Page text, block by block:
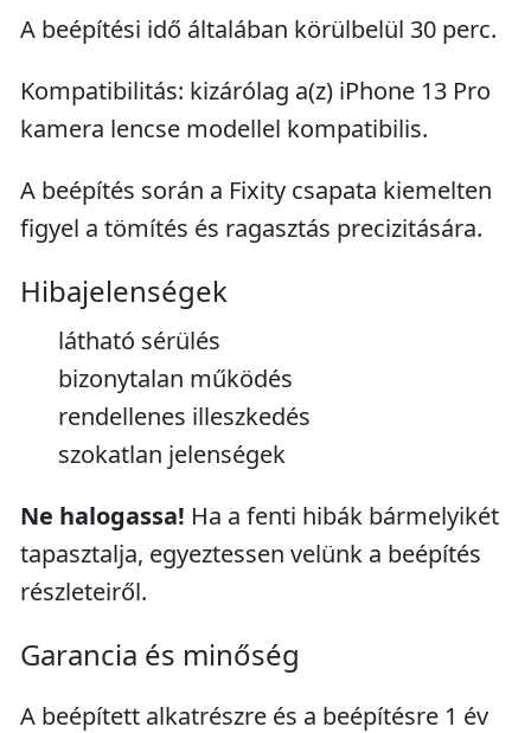
A beépítési idő általában körülbelül 30 perc.
Kompatibilitás: kizárólag a(z) iPhone 13 Pro
kamera lencse modellel kompatibilis.
A beépítés során a Fixity csapata kiemelten
figyel a tömítés és ragasztás precizitására.
Hibajelenségek
látható sérülés
bizonytalan működés
rendellenes illeszkedés
szokatlan jelenségek
Ne halogassa! Ha a fenti hibák bármelyikét
tapasztalja, egyeztessen velünk a beépítés
részleteiről.
Garancia és minőség
A beépített alkatrészre és a beépítésre 1 év